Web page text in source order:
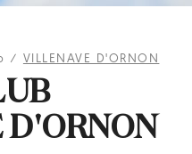
/ VILLENAVE D'ORNON